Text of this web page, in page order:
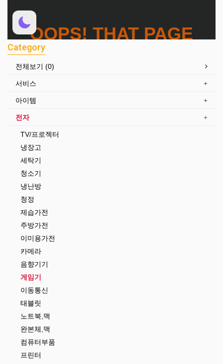
Category
전체보기 (0)
서비스
아이템
전자
TV/프로젝터
냉장고
세탁기
청소기
냉난방
청정
제습가전
주방가전
이미용가전
카메라
음향기기
게임기
이동통신
태블릿
노트북,맥
완본체,맥
컴퓨터부품
프린터